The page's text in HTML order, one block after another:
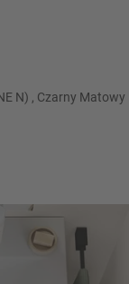
N) , Czarny Matowy